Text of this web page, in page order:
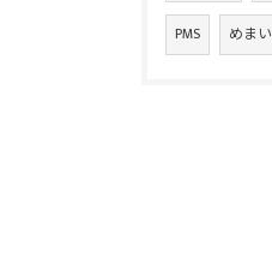
PMS めまい